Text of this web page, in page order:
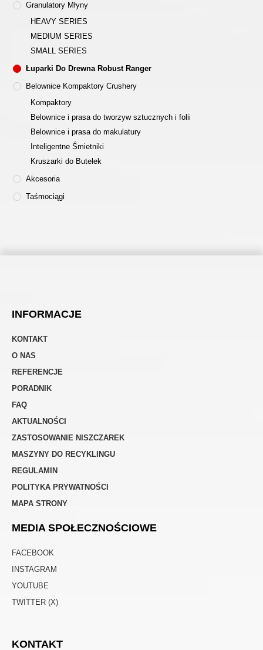
Granulatory Młyny
HEAVY SERIES
MEDIUM SERIES
SMALL SERIES
Łuparki Do Drewna Robust Ranger
Belownice Kompaktory Crushery
Kompaktory
Belownice i prasa do tworzyw sztucznych i folii
Belownice i prasa do makulatury
Inteligentne Śmietniki
Kruszarki do Butelek
Akcesoria
Taśmociągi
INFORMACJE
KONTAKT
O NAS
REFERENCJE
PORADNIK
FAQ
AKTUALNOŚCI
ZASTOSOWANIE NISZCZAREK
MASZYNY DO RECYKLINGU
REGULAMIN
POLITYKA PRYWATNOŚCI
MAPA STRONY
MEDIA SPOŁECZNOŚCIOWE
FACEBOOK
INSTAGRAM
YOUTUBE
TWITTER (X)
KONTAKT